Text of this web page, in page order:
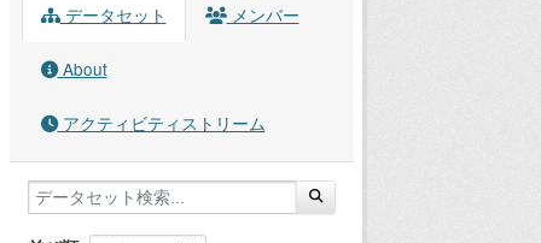
データセット メンバー
About
アクティビティストリーム